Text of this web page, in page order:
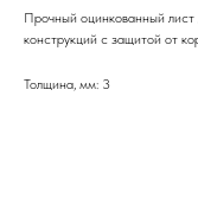
Прочный оцинкованный лист
конструкций с защитой от
Толщина, мм: 3